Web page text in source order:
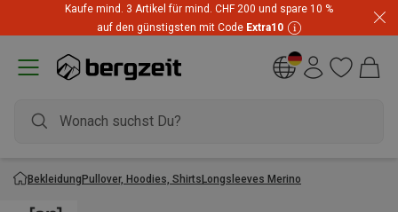
Highlights zum unschlagbaren Preis! Bis zu -60 % im
Summer Sale
Kaufe mind. 3 Artikel für mind. CHF 200 und spare 10 %
auf den günstigsten mit Code Extra10
BekleidungPullover, Hoodies, ShirtsLongsleeves Merino